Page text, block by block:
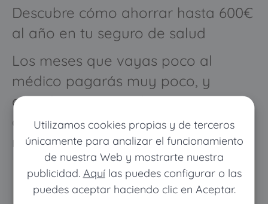
Utilizamos cookies propias y de terceros
únicamente para analizar el funcionamiento
de nuestra Web y mostrarte nuestra
publicidad. Aquílas puedes configurar o las
puedes aceptar haciendo clic en Aceptar.
Descubre cómo ahorrar hasta 600€
al año en tu seguro de salud
Los meses que vayas poco al
médico pagarás muy poco, y
cuando vayas mucho pagarás
como con un seguro médico
normal